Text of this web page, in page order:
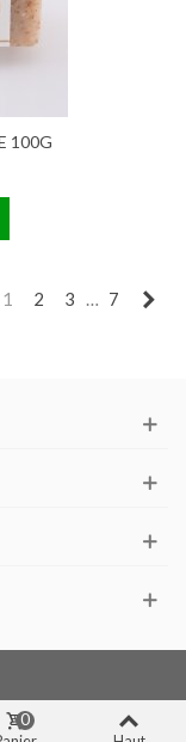
100G
1 2 3 … 7
0